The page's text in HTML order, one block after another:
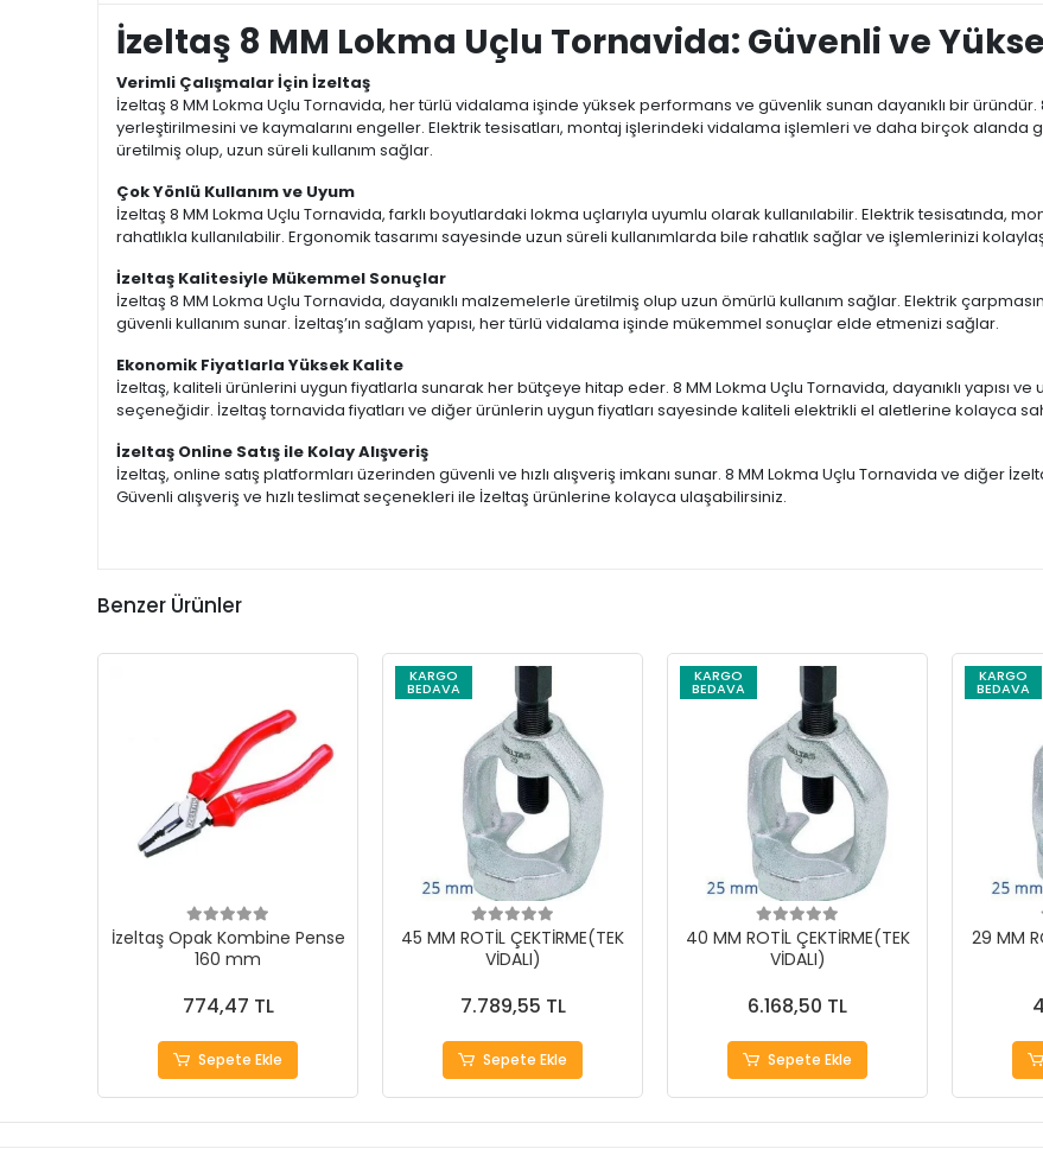
İzeltaş 8 MM Lokma Uçlu Tornavida: Güvenli ve
Verimli Çalışmalar İçin İzeltaş
İzeltaş 8 MM Lokma Uçlu Tornavida, her türlü vidalama işinde yüksek performans ve güvenlik sunan dayanıklı bir
yerleştirilmesini ve kaymalarını engeller. Elektrik tesisatları, montaj işlerindeki vidalama işlemleri ve daha birçok alanda
üretilmiş olup, uzun süreli kullanım sağlar.
Çok Yönlü Kullanım ve Uyum
İzeltaş 8 MM Lokma Uçlu Tornavida, farklı boyutlardaki lokma uçlarıyla uyumlu olarak kullanılabilir. Elektrik tesisatında,
rahatlıkla kullanılabilir. Ergonomik tasarımı sayesinde uzun süreli kullanımlarda bile rahatlık sağlar ve işlemlerinizi
İzeltaş Kalitesiyle Mükemmel Sonuçlar
İzeltaş 8 MM Lokma Uçlu Tornavida, dayanıklı malzemelerle üretilmiş olup uzun ömürlü kullanım sağlar. Elektrik
güvenli kullanım sunar. İzeltaş’ın sağlam yapısı, her türlü vidalama işinde mükemmel sonuçlar elde etmenizi sağlar.
Ekonomik Fiyatlarla Yüksek Kalite
İzeltaş, kaliteli ürünlerini uygun fiyatlarla sunarak her bütçeye hitap eder. 8 MM Lokma Uçlu Tornavida, dayanıklı yapısı ve
seçeneğidir. İzeltaş tornavida fiyatları ve diğer ürünlerin uygun fiyatları sayesinde kaliteli elektrikli el aletlerine kolayca
İzeltaş Online Satış ile Kolay Alışveriş
İzeltaş, online satış platformları üzerinden güvenli ve hızlı alışveriş imkanı sunar. 8 MM Lokma Uçlu Tornavida ve diğer
Güvenli alışveriş ve hızlı teslimat seçenekleri ile İzeltaş ürünlerine kolayca ulaşabilirsiniz.
Benzer Ürünler
İzeltaş Opak Kombine Pense
160 mm
774,47 TL
Sepete Ekle
KARGO
BEDAVA
45 MM ROTİL ÇEKTİRME(TEK
VİDALI)
7.789,55 TL
Sepete Ekle
KARGO
BEDAVA
40 MM ROTİL ÇEKTİRME(TEK
VİDALI)
6.168,50 TL
Sepete Ekle
KARGO
BEDAVA
29 MM